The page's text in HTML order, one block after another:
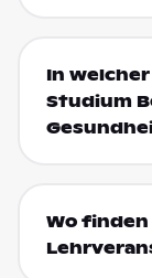
In
Studium
Wo finden